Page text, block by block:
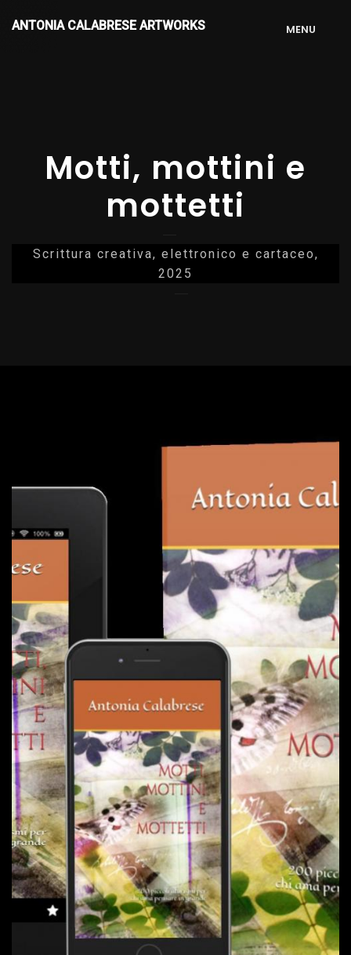
ANTONIA CALABRESE ARTWORKS MENU
Motti, mottini e
mottetti
Scrittura creativa, elettronico e cartaceo,
2025